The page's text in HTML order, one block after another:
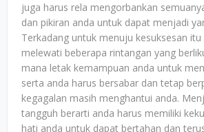
juga harus rela mengorbankan
dan pikiran anda untuk dapat menjadi
Terkadang untuk menuju kesuksesan itu
melewati beberapa rintangan yang
mana letak kemampuan anda untuk
serta anda harus bersabar dan tetap
kegagalan masih menghantui anda.
tangguh berarti anda harus memiliki
hati anda untuk dapat bertahan dan